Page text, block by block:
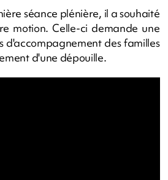
séance plénière, il a souhaité
motion. Celle-ci demande une
d'accompagnement des familles
d'une dépouille.